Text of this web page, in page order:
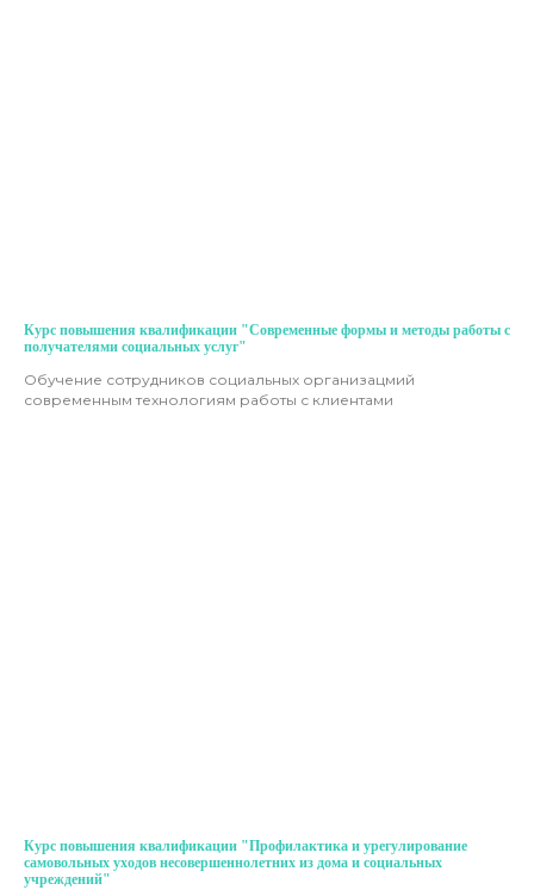
Курс повышения квалификации "Современные формы и методы работы с
получателями социальных услуг"
Обучение сотрудников социальных организацмий
современным технологиям работы с клиентами
Курс повышения квалификации "Профилактика и урегулирование
самовольных уходов несовершеннолетних из дома и социальных
учреждений"